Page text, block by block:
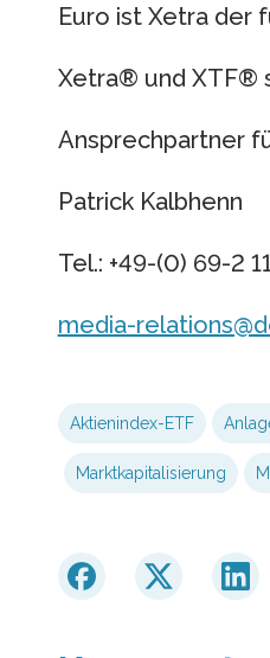
Euro ist Xetra der
Xetra® und XTF®
Ansprechpartner
Patrick Kalbhenn
Tel.: +49-(0) 69-2
media-
Aktienindex-ETF
Marktkapitalisierung